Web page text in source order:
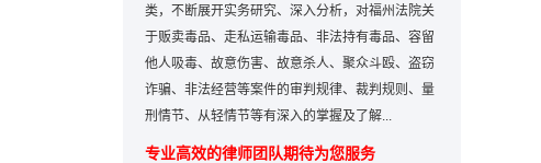
类，不断展开实务研究、深入分析，对福州法院关
于贩卖毒品、走私运输毒品、非法持有毒品、容留
他人吸毒、故意伤害、故意杀人、聚众斗殴、盗窃
诈骗、非法经营等案件的审判规律、裁判规则、量
刑情节、从轻情节等有深入的掌握及了解...
专业高效的律师团队期待为您服务